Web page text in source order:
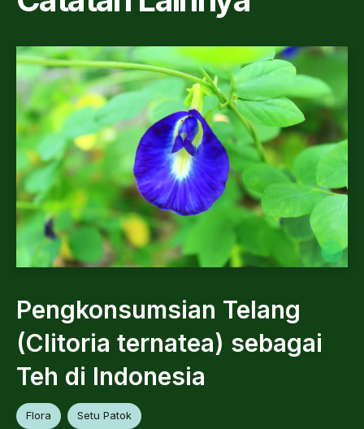
Pengkonsumsian Telang
(Clitoria ternatea) sebagai
Teh di Indonesia
Flora Setu Patok